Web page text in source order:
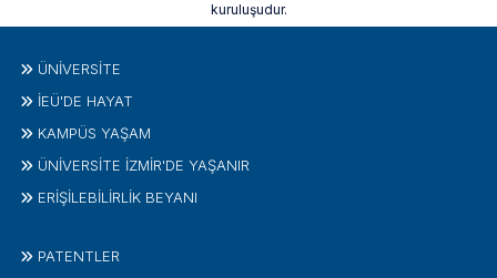
kuruluşudur.
ÜNIVERSITE
İEÜ'DE HAYAT
KAMPÜS YAŞAM
ÜNİVERSİTE İZMİR'DE YAŞANIR
ERİŞİLEBİLİRLİK BEYANI
PATENTLER